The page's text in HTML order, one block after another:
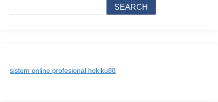
Terbaik
Masakanmu
SEARCH
sistem online profesional hokiku88